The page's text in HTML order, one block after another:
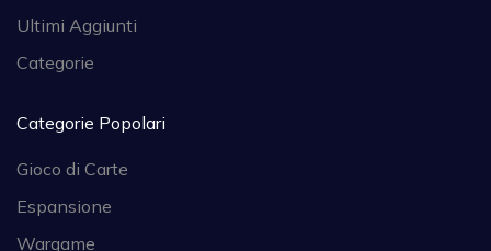
Ultimi Aggiunti
Categorie
Categorie Popolari
Gioco di Carte
Espansione
Wargame